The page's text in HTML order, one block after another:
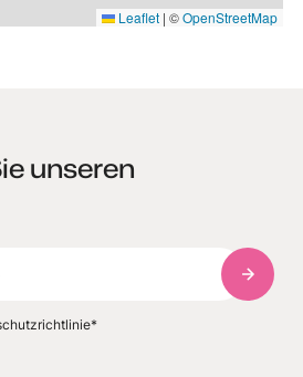
Leaflet | ©OpenStreetMap
unseren
*